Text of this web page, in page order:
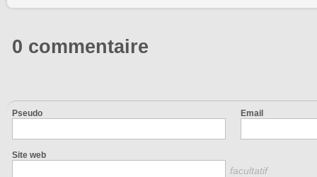
0 commentaire
Pseudo Email
Site web
facultatif